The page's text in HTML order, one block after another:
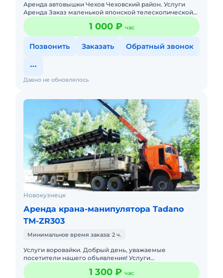
Аренда автовышки Чехов Чеховский район. Услуги
Аренда Заказ маленькой японской телескопической
автовышки АГП скайлифт автогидроподъемник
поворотная люлька мех.р1 000 ₽ час
Позвонить Заказать Обратный звонок
Давно не обновлялось
Новокузнецк
Аренда крана-манипулятора Tadano
TM-ZR303
Минимальное время заказа: 2 ч.
Услуги воровайки. Добрый день, уважаемые
посетители нашего объявления! Услуги
грузоперевозки по городу и области Качественная и
быстрая перевозка грузов. Приятн
1 300 ₽ час